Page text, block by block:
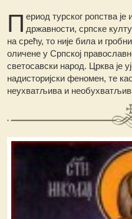
П ериод турског ропства је
државности, српске
на срећу, то није била и
оличене у Српској
светосавски народ. Црква је
надисторијски феномен, те
неухватљива и